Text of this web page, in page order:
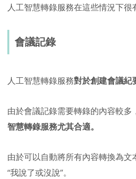
人工智慧轉錄服務在這些情況下很
會議記錄
人工智慧轉錄服務對於創建會議紀
由於會議記錄需要轉錄的內容較多
智慧轉錄服務尤其合適。
由於可以自動將所有內容轉換為文
“我說了或沒說”。